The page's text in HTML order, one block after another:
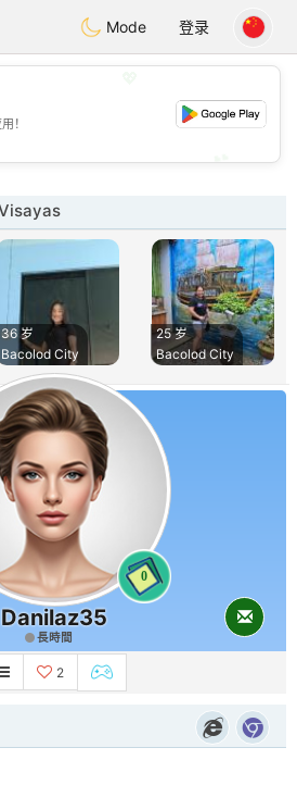
PhilippinesChat
Mode 登录
💕
！
36 岁
Bacolod City
25 岁
Bacolod City
0
Danilaz35
長時間
2